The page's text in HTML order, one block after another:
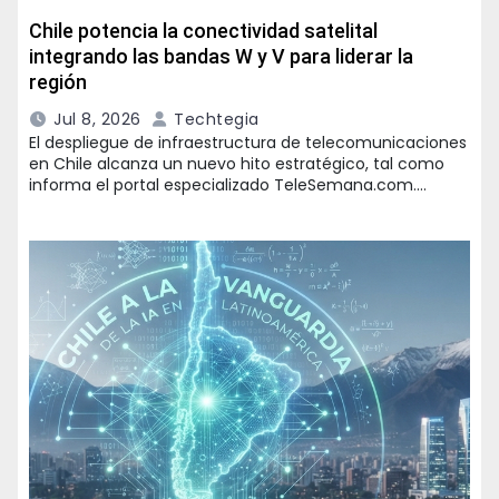
Chile potencia la conectividad satelital
integrando las bandas W y V para liderar la
región
Jul 8, 2026
Techtegia
El despliegue de infraestructura de telecomunicaciones
en Chile alcanza un nuevo hito estratégico, tal como
informa el portal especializado TeleSemana.com.…